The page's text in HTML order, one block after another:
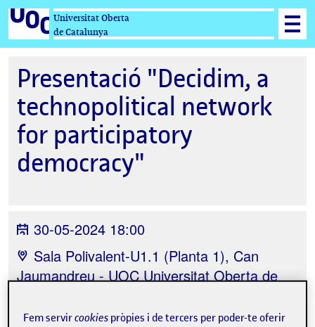
Universitat Oberta
de Catalunya
Presentació "Decidim, a
technopolitical network
for participatory
democracy"
30-05-2024 18:00
Sala Polivalent-U1.1 (Planta 1), Can
Jaumandreu - UOC Universitat Oberta de
España
Fem servircookies pròpies i de tercers per poder-te oferir